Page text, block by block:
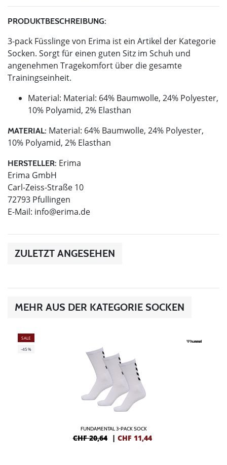
PRODUKTBESCHREIBUNG:
3-pack Füsslinge von Erima ist ein Artikel der Kategorie
Socken. Sorgt für einen guten Sitz im Schuh und
angenehmen Tragekomfort über die gesamte
Trainingseinheit.
Material: Material: 64% Baumwolle, 24% Polyester,
10% Polyamid, 2% Elasthan
MATERIAL: Material: 64% Baumwolle, 24% Polyester,
10% Polyamid, 2% Elasthan
HERSTELLER: Erima
Erima GmbH
Carl-Zeiss-Straße 10
72793 Pfullingen
E-Mail: info@erima.de
ZULETZT ANGESEHEN
MEHR AUS DER KATEGORIE SOCKEN
SALE
-45%
FUNDAMENTAL 3-PACK SOCK
CHF 20,64 | CHF 11,44